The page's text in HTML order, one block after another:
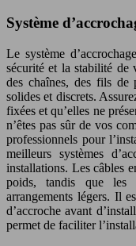
Système
Le système
sécurité et la stabilité de
des chaînes, des fils de
solides et discrets.
fixées et qu’elles ne
n’êtes pas sûr de vos
professionnels pour
meilleurs systèmes
installations. Les câbles
poids, tandis que les
arrangements légers. Il
d’accroche avant
permet de faciliter